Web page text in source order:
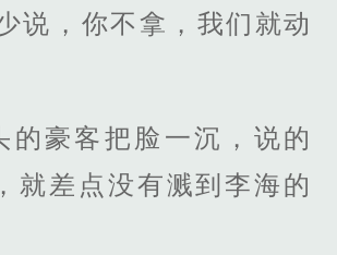
说，你不拿，我们就动
的豪客把脸一沉，说的
就差点没有溅到李海的